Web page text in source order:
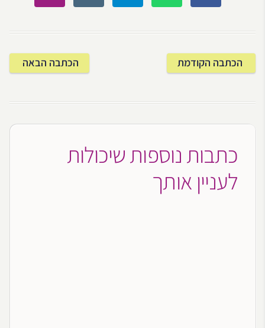
הכתבה הקודמת הכתבה הבאה
כתבות נוספות שיכולות
לעניין אותך